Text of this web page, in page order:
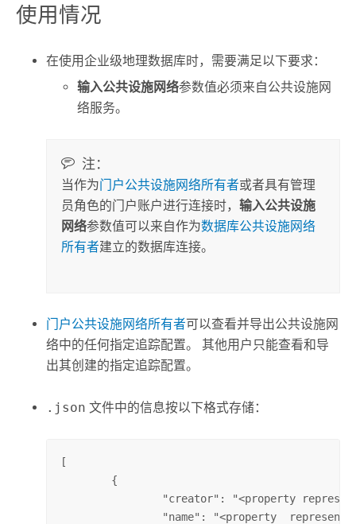
使用情况
在使用企业级地理数据库时，需要满足以下要求：
输入公共设施网络参数值必须来自公共设施网
络服务。
注：
当作为门户公共设施网络所有者或者具有管理
员角色的门户账户进行连接时， 输入公共设施
网络参数值可以来自作为数据库公共设施网络
所有者建立的数据库连接。
门户公共设施网络所有者可以查看并导出公共设施网
络中的任何指定追踪配置。 其他用户只能查看和导
出其创建的指定追踪配置。
.json 文件中的信息按以下格式存储：
[